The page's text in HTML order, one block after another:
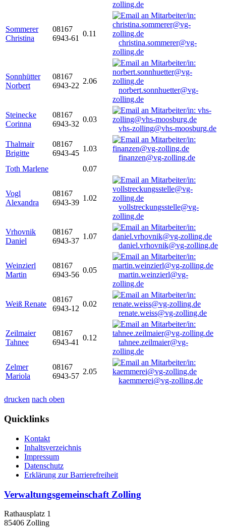
zolling.de
Sommerer
Christina
08167
6943-61
0.11
christina.sommerer@vg-
zolling.de
Sonnhütter
Norbert
08167
6943-22
2.06
norbert.sonnhuetter@vg-
zolling.de
Steinecke
Corinna
08167
6943-32
0.03
vhs-zolling@vhs-moosburg.de
Thalmair
Brigitte
08167
6943-45
1.03
finanzen@vg-zolling.de
Toth Marlene
0.07
Vogl
Alexandra
08167
6943-39
1.02
vollstreckungsstelle@vg-
zolling.de
Vrhovnik
Daniel
08167
6943-37
1.07
daniel.vrhovnik@vg-zolling.de
Weinzierl
Martin
08167
6943-56
0.05
martin.weinzierl@vg-
zolling.de
Weiß Renate
08167
6943-12
0.02
renate.weiss@vg-zolling.de
Zeilmaier
Tahnee
08167
6943-41
0.12
tahnee.zeilmaier@vg-
zolling.de
Zelmer
Mariola
08167
6943-57
2.05
kaemmerei@vg-zolling.de
drucken nach oben
Quicklinks
Kontakt
Inhaltsverzeichnis
Impressum
Datenschutz
Erklärung zur Barrierefreiheit
Verwaltungsgemeinschaft Zolling
Rathausplatz 1
85406 Zolling